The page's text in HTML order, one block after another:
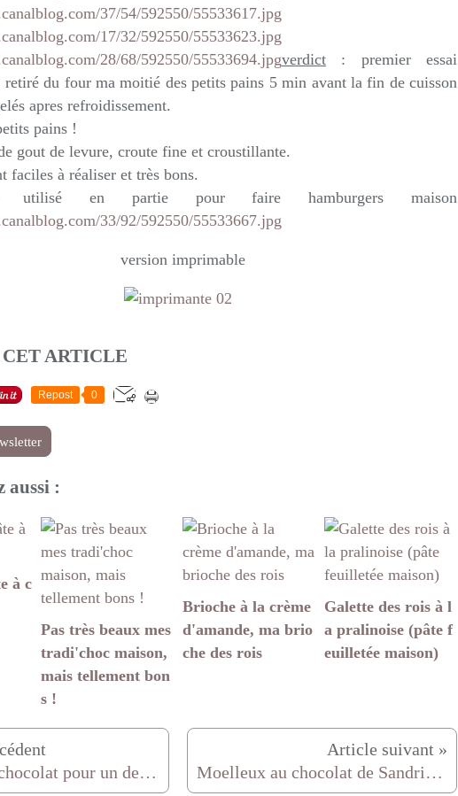
verdict : premier essai
retiré du four ma moitié des petits pains 5 min avant la fin de cuisson
apres refroidissement.
pains !
gout de levure, croute fine et croustillante.
faciles à réaliser et très bons.
en partie pour faire hamburgers maison
version imprimable
CET ARTICLE
Repost 0
aussi :
à c
Pas très beaux mes
tradi'choc maison,
mais tellement bon
s !
Brioche à la crème
d'amande, ma brio
che des rois
Galette des rois à l
a pralinoise (pâte f
euilletée maison)
Bougie tout chocolat pour un dessert "aux chandelles" Moelleux au chocolat de Sandrine avec décor pour assiette